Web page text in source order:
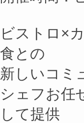
ビストロ×
食との
新しいコミ
シェフお任
して提供